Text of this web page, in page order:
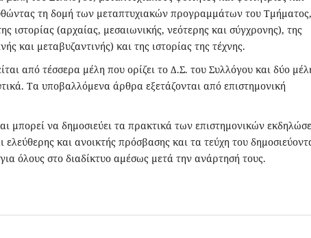
τη δομή των μεταπτυχιακών προγραμμάτων του
ιστορίας (αρχαίας, μεσαιωνικής, νεότερης και σύγχρονης), της
και μεταβυζαντινής) και της ιστορίας της τέχνης.
από τέσσερα μέλη που ορίζει το Δ.Σ. του Συλλόγου και δύο
Τα υποβαλλόμενα άρθρα εξετάζονται από επιστημονική
μπορεί να δημοσιεύει τα πρακτικά των επιστημονικών
και ανοικτής πρόσβασης και τα τεύχη του
όλους στο διαδίκτυο αμέσως μετά την ανάρτησή τους.